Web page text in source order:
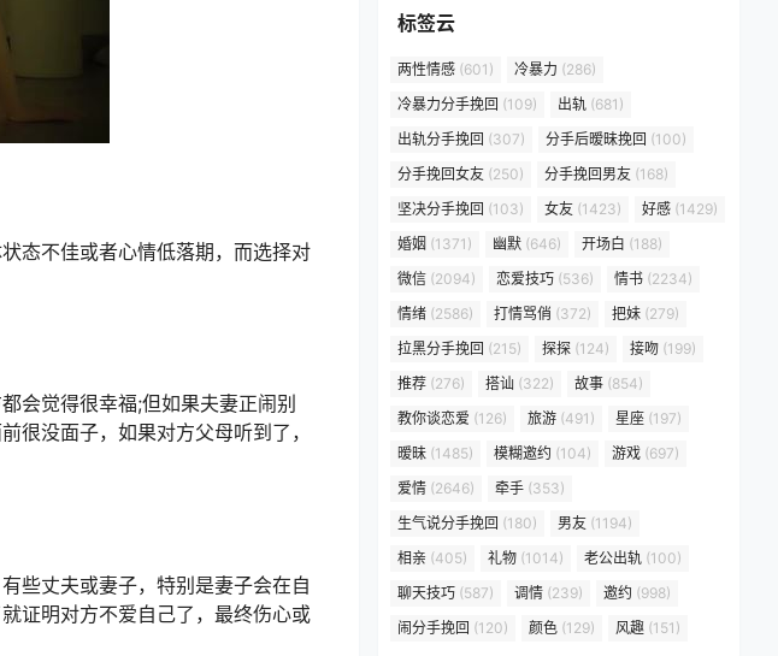
态不佳或者心情低落期，而选择对
会觉得很幸福;但如果夫妻正闹别
很没面子，如果对方父母听到了，
些丈夫或妻子，特别是妻子会在自
证明对方不爱自己了，最终伤心或
标签云
两性情感 (601) 冷暴力 (286)
冷暴力分手挽回 (109) 出轨 (681)
出轨分手挽回 (307) 分手后暧昧挽回 (100)
分手挽回女友 (250) 分手挽回男友 (168)
坚决分手挽回 (103) 女友 (1423) 好感 (1429)
婚姻 (1371) 幽默 (646) 开场白 (188)
微信 (2094) 恋爱技巧 (536) 情书 (2234)
情绪 (2586) 打情骂俏 (372) 把妹 (279)
拉黑分手挽回 (215) 探探 (124) 接吻 (199)
推荐 (276) 搭讪 (322) 故事 (854)
教你谈恋爱 (126) 旅游 (491) 星座 (197)
暧昧 (1485) 模糊邀约 (104) 游戏 (697)
爱情 (2646) 牵手 (353)
生气说分手挽回 (180) 男友 (1194)
相亲 (405) 礼物 (1014) 老公出轨 (100)
聊天技巧 (587) 调情 (239) 邀约 (998)
闹分手挽回 (120) 颜色 (129) 风趣 (151)